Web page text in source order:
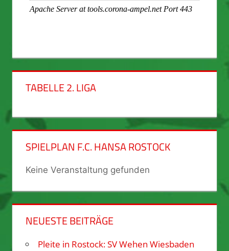
TABELLE 2. LIGA
SPIELPLAN F.C. HANSA ROSTOCK
Keine Veranstaltung gefunden
NEUESTE BEITRÄGE
Pleite in Rostock: SV Wehen Wiesbaden